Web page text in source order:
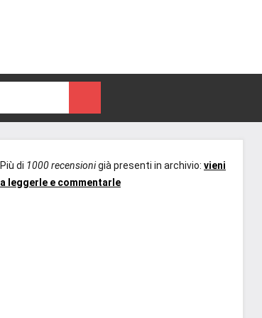
Più di 1000 recensionigià presenti in archivio: vieni
a leggerle e commentarle